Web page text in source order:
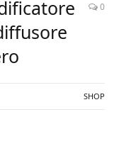
0
SHOP